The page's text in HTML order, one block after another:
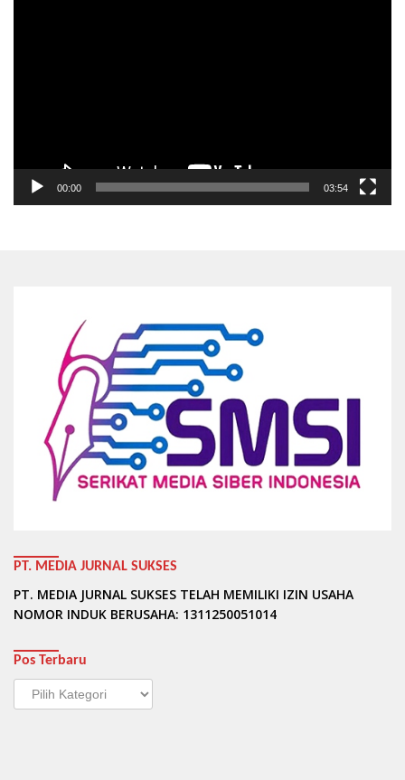
00:00 03:54
PT. MEDIA JURNAL SUKSES
PT. MEDIA JURNAL SUKSES TELAH MEMILIKI IZIN USAHA
NOMOR INDUK BERUSAHA: 1311250051014
Pos Terbaru
Pos
Terbaru